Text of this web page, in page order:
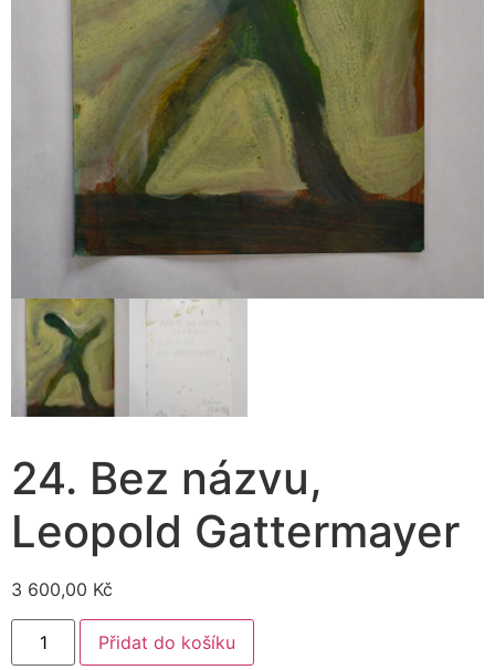
24. Bez názvu,
Leopold Gattermayer
3 600,00 Kč
Přidat do košíku